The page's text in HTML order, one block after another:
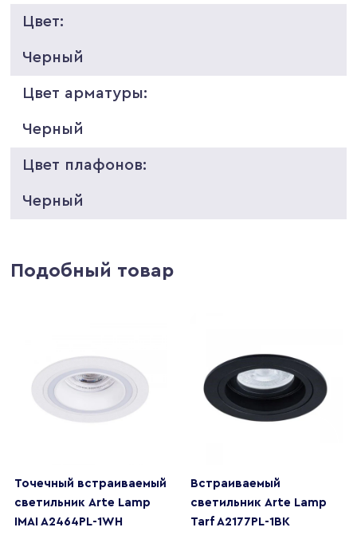
Цвет:
Черный
Цвет арматуры:
Черный
Цвет плафонов:
Черный
Подобный товар
Точечный встраиваемый
светильник Arte Lamp
IMAI A2464PL-1WH
Встраиваемый
светильник Arte Lamp
Tarf A2177PL-1BK